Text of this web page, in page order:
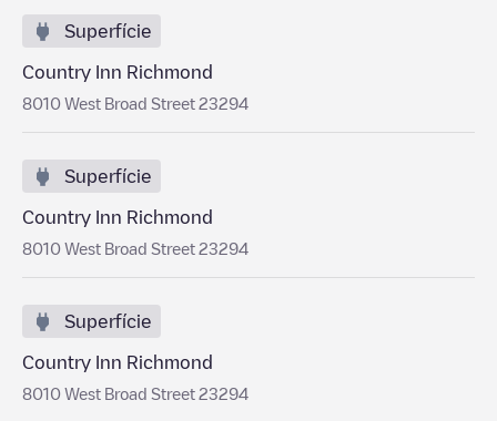
Superfície
Country Inn Richmond
8010 West Broad Street 23294
Superfície
Country Inn Richmond
8010 West Broad Street 23294
Superfície
Country Inn Richmond
8010 West Broad Street 23294